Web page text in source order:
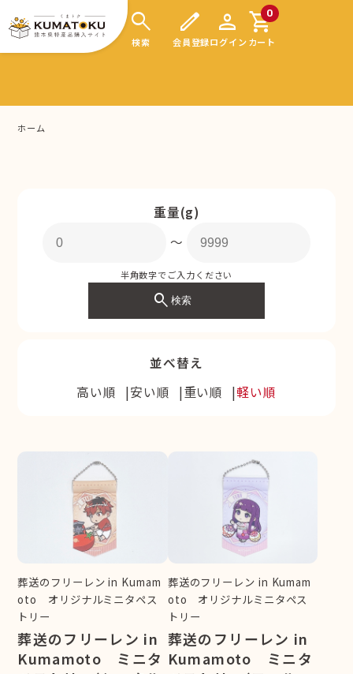
search
検索
edit
会員登録
person
ログイン
0
shopping_cart
カート
ホーム
重量(g)
〜
半角数字でご入力ください
search検索
並べ替え
高い順
安い順 重い順 軽い順
葬送のフリーレン in Kumam
oto オリジナルミニタペス
トリー
葬送のフリーレン in
Kumamoto ミニタ
葬送のフリーレン in Kumam
oto オリジナルミニタペス
トリー
葬送のフリーレン in
Kumamoto ミニタ